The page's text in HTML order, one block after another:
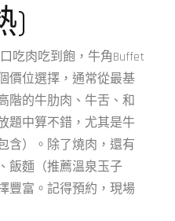
)
吃肉吃到飽，牛角Buffet
價位選擇，通常從最基
階的牛肋肉、牛舌、和
題中算不錯，尤其是牛
含）。除了燒肉，還有
飯麵（推薦溫泉玉子
豐富。記得預約，現場